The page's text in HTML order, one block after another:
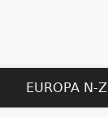
EUROPA N-Z